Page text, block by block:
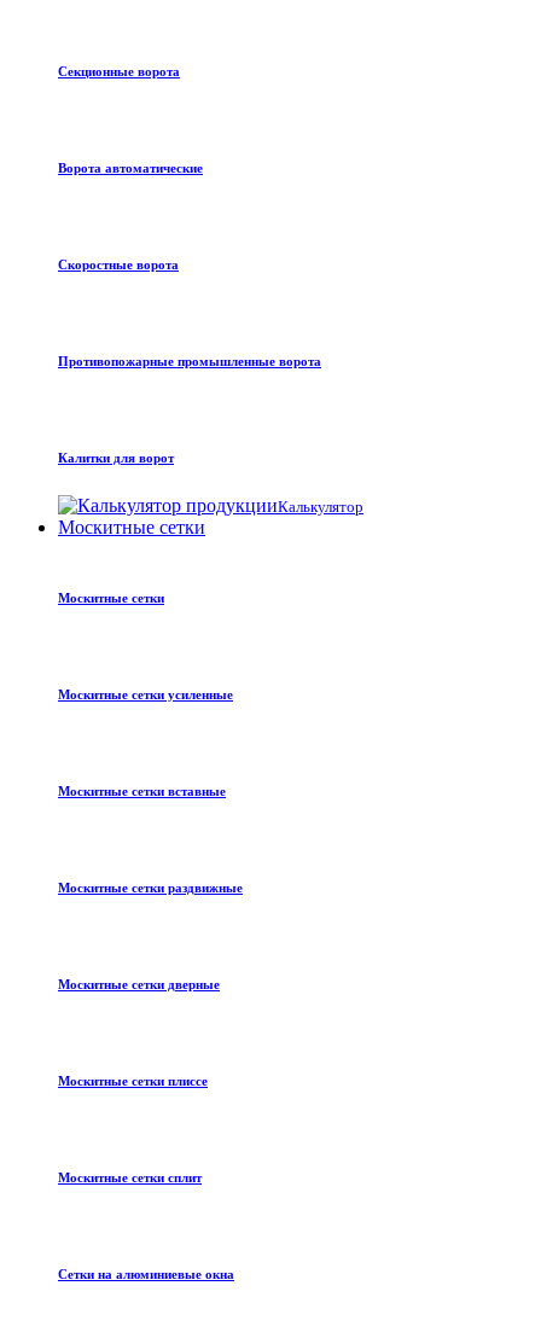
Секционные ворота
Ворота автоматические
Скоростные ворота
Противопожарные промышленные ворота
Калитки для ворот
Калькулятор
Москитные сетки
Москитные сетки
Москитные сетки усиленные
Москитные сетки вставные
Москитные сетки раздвижные
Москитные сетки дверные
Москитные сетки плиссе
Москитные сетки сплит
Сетки на алюминиевые окна